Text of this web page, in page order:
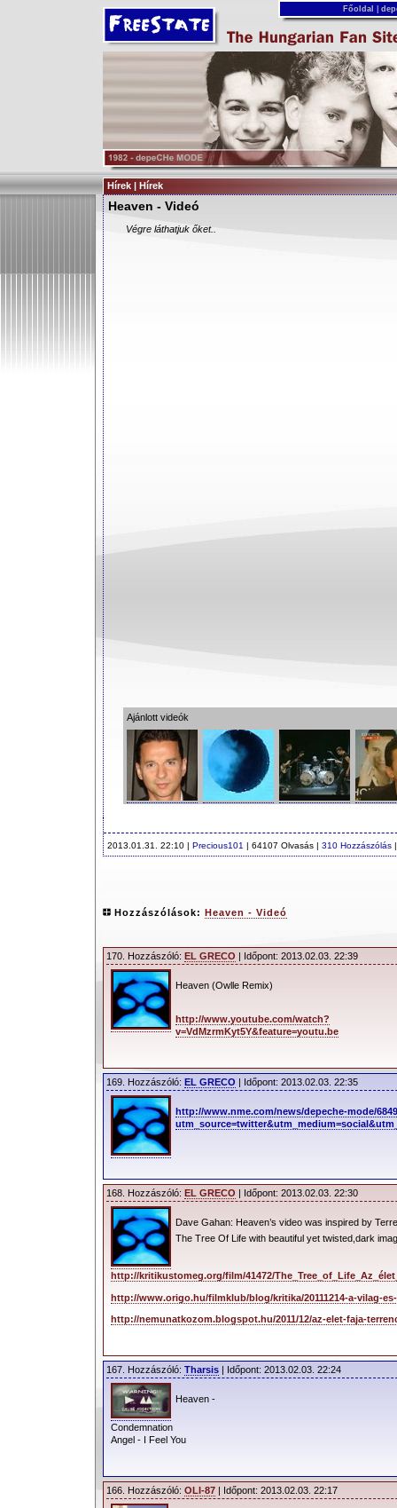
Főoldal
Hírek | Hírek
Heaven - Videó
Végre láthatjuk őket..
Ajánlott videók
2013.01.31. 22:10 | Precious101 | 64107 Olvasás | 310 Hozzászólás
Hozzászólások: Heaven - Videó
170. Hozzászóló: EL GRECO | Időpont: 2013.02.03. 22:39
Heaven (Owlle Remix)
http://www.youtube.com/watch?
v=VdMzrmKyt5Y&feature=youtu.be
169. Hozzászóló: EL GRECO | Időpont: 2013.02.03. 22:35
http://www.nme.com/news/depeche-mode/
168. Hozzászóló: EL GRECO | Időpont: 2013.02.03. 22:30
Dave Gahan: Heaven’s video was inspired by
The Tree Of Life with beautiful yet twisted,dark
http://kritikustomeg.org/film/41472/
http://www.origo.hu/filmklub/blog/kritika/20111214-a-vilag-
http://nemunatkozom.blogspot.hu/2011/12/az-elet-faja-
167. Hozzászóló: Tharsis | Időpont: 2013.02.03. 22:24
Heaven -
Condemnation
Angel - I Feel You
166. Hozzászóló: OLI-87 | Időpont: 2013.02.03. 22:17